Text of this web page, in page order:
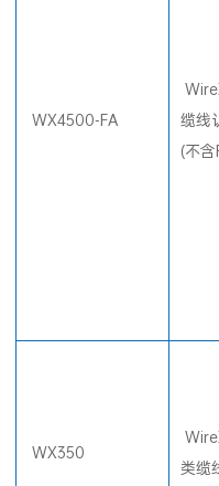
WX4500-FA
缆线
(不
WX350
类缆